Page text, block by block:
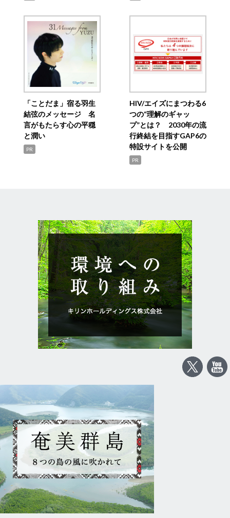
「ことだま」宿る羽生
結弦のメッセージ 名
言がもたらす心の平穏
と潤い
PR
HIV/エイズにまつわる6
つの“理解のギャッ
プ”とは？ 2030年の流
行終結を目指すGAP6の
特設サイトを公開
PR